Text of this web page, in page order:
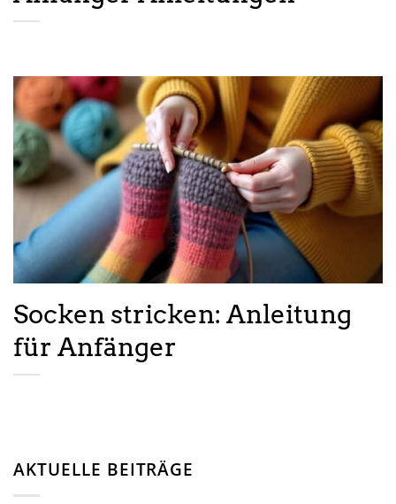
Socken stricken: Anleitung
für Anfänger
AKTUELLE BEITRÄGE